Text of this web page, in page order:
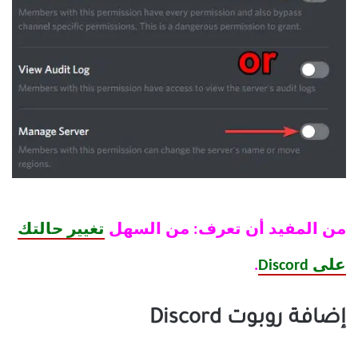
من المفيد أن تعرف: من السهل تغيير حالتك
على Discord .
إضافة روبوت Discord